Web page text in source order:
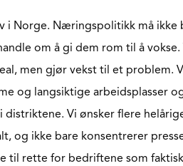
i Norge. Næringspolitikk må ikke
om å gi dem rom til å
men gjør vekst til et problem.
og langsiktige arbeidsplasser
Vi ønsker flere
og ikke bare konsentrerer
til rette for bedriftene som